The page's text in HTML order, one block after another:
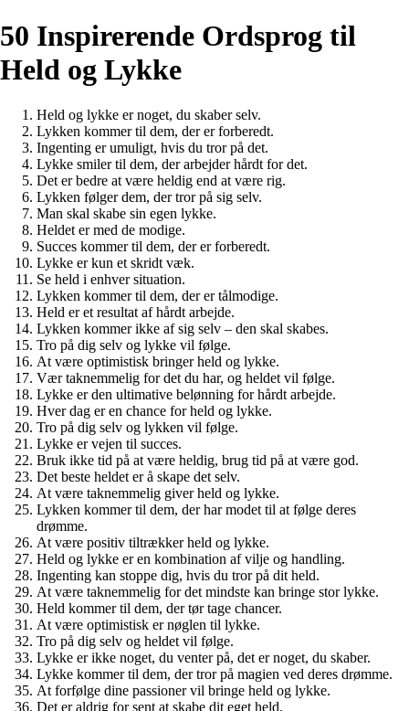
50 Inspirerende Ordsprog til
Held og Lykke
Held og lykke er noget, du skaber selv.
Lykken kommer til dem, der er forberedt.
Ingenting er umuligt, hvis du tror på det.
Lykke smiler til dem, der arbejder hårdt for det.
Det er bedre at være heldig end at være rig.
Lykken følger dem, der tror på sig selv.
Man skal skabe sin egen lykke.
Heldet er med de modige.
Succes kommer til dem, der er forberedt.
Lykke er kun et skridt væk.
Se held i enhver situation.
Lykken kommer til dem, der er tålmodige.
Held er et resultat af hårdt arbejde.
Lykken kommer ikke af sig selv – den skal skabes.
Tro på dig selv og lykke vil følge.
At være optimistisk bringer held og lykke.
Vær taknemmelig for det du har, og heldet vil følge.
Lykke er den ultimative belønning for hårdt arbejde.
Hver dag er en chance for held og lykke.
Tro på dig selv og lykken vil følge.
Lykke er vejen til succes.
Bruk ikke tid på at være heldig, brug tid på at være god.
Det beste heldet er å skape det selv.
At være taknemmelig giver held og lykke.
Lykken kommer til dem, der har modet til at følge deres
drømme.
At være positiv tiltrækker held og lykke.
Held og lykke er en kombination af vilje og handling.
Ingenting kan stoppe dig, hvis du tror på dit held.
At være taknemmelig for det mindste kan bringe stor lykke.
Held kommer til dem, der tør tage chancer.
At være optimistisk er nøglen til lykke.
Tro på dig selv og heldet vil følge.
Lykke er ikke noget, du venter på, det er noget, du skaber.
Lykke kommer til dem, der tror på magien ved deres drømme.
At forfølge dine passioner vil bringe held og lykke.
Det er aldrig for sent at skabe dit eget held.